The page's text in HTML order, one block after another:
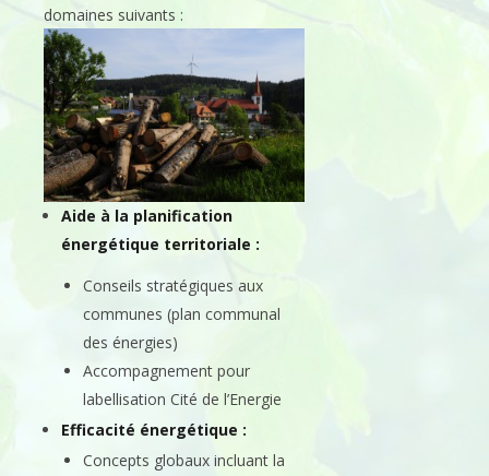
domaines suivants :
Aide à la planification
énergétique territoriale :
Conseils stratégiques aux
communes (plan communal
des énergies)
Accompagnement pour
labellisation Cité de l’Energie
Efficacité énergétique :
Concepts globaux incluant la